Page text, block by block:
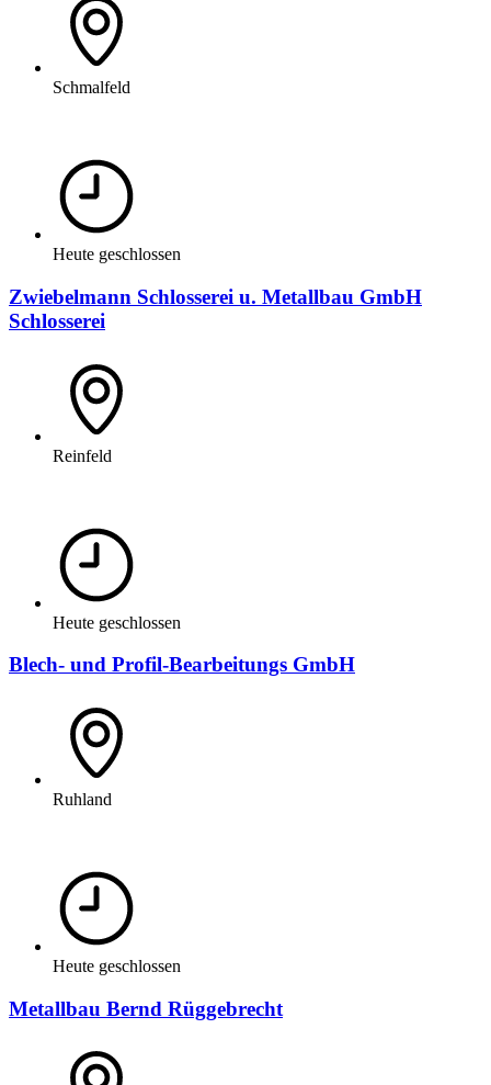
Schmalfeld
Heute geschlossen
Zwiebelmann Schlosserei u. Metallbau GmbH
Schlosserei
Reinfeld
Heute geschlossen
Blech- und Profil-Bearbeitungs GmbH
Ruhland
Heute geschlossen
Metallbau Bernd Rüggebrecht